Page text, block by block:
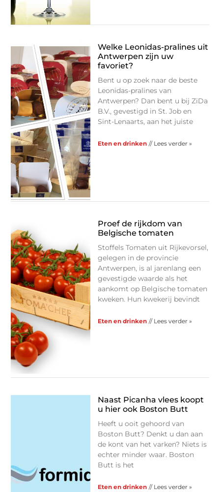
Welke Leonidas-pralines uit
Antwerpen zijn uw
favoriet?
Bent u op zoek naar de beste
Leonidas-pralines van
Antwerpen? Dan bent u bij ZiDa
B.V., gevestigd in St. Job en
Sint-Lenaarts, aan het juiste
Eten en drinken // Lees verder »
Proef de rijkdom van
Belgische tomaten
Stoffels Tomaten uit Rijkevorsel,
gelegen in de provincie
Antwerpen, is al jarenlang een
gevestigde waarde als het
aankomt op Belgische tomaten
kweken. Hun kwekerij bevindt
Eten en drinken // Lees verder »
Naast Picanha vlees koopt
u hier ook Boston Butt
Heeft u ooit gehoord van
Boston Butt? Denkt u dan aan
de kont van het varken? Niets is
echter minder waar. Boston
Butt is het
Eten en drinken // Lees verder »